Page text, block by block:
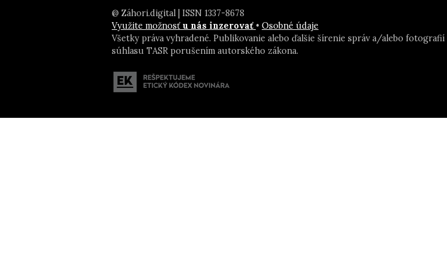
@ Záhori.digital | ISSN 1337-8678
Využite možnosť u nás inzerovať • Osobné údaje
Všetky práva vyhradené. Publikovanie alebo ďalšie šírenie správ a/alebo
súhlasu TASR porušením autorského zákona.